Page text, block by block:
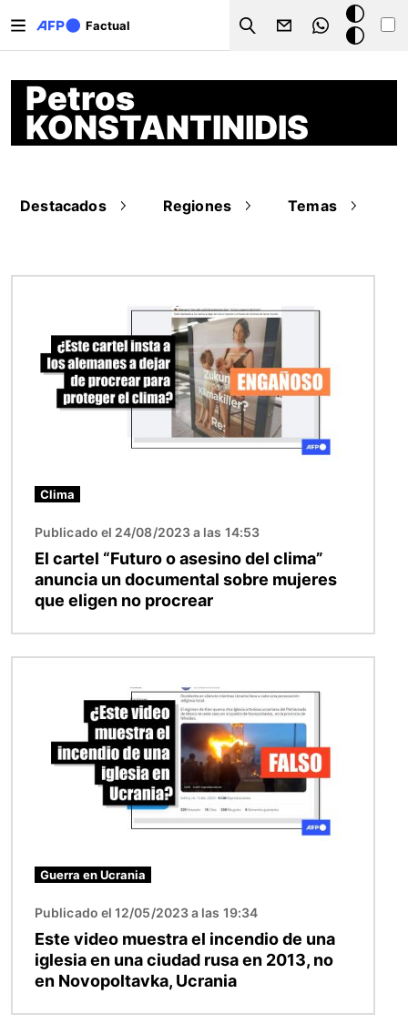
Factual
Search
Modo
oscuro
Petros
KONSTANTINIDIS
Destacados Regiones Temas
Clima
Publicado el 24/08/2023 a las 14:53
El cartel “Futuro o asesino del clima”
anuncia un documental sobre mujeres
que eligen no procrear
Guerra en Ucrania
Publicado el 12/05/2023 a las 19:34
Este video muestra el incendio de una
iglesia en una ciudad rusa en 2013, no
en Novopoltavka, Ucrania